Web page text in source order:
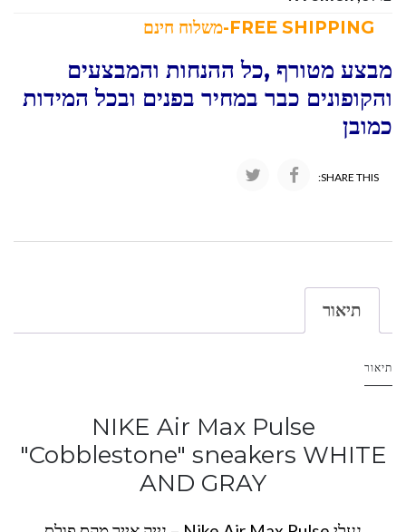
מבצע מטורף ,כל ההנחות והמבצעים
והקופונים כבר במחיר בפנים ובכל המידות
כמובן
SHARE THIS:
תיאור
תיאור
NIKE Air Max Pulse
"Cobblestone" sneakers WHITE
AND GRAY